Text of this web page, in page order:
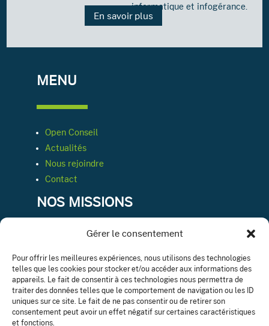
Gérer le consentement
Pour offrir les meilleures expériences, nous utilisons des technologies
telles que les cookies pour stocker et/ou accéder aux informations des
appareils. Le fait de consentir à ces technologies nous permettra de
traiter des données telles que le comportement de navigation ou les ID
uniques sur ce site. Le fait de ne pas consentir ou de retirer son
consentement peut avoir un effet négatif sur certaines caractéristiques
et fonctions.
informatique et infogérance.
En savoir plus
MENU
Open Conseil
Actualités
Nous rejoindre
Contact
NOS MISSIONS
Conseil & expertise comptable
Ressources humaines
Département juridique
Audit légale ou contractuelle
Gestion de patrimoine